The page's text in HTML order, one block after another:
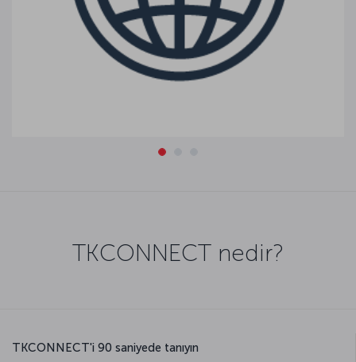
TKCONNECT nedir?
TKCONNECT'i 90 saniyede tanıyın